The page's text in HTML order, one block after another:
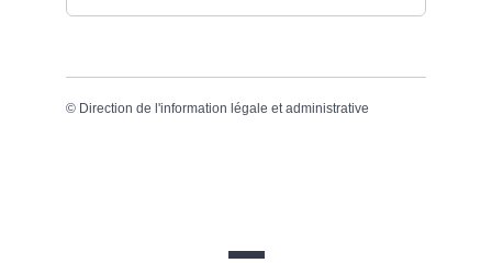
© Direction de l'information légale et administrative